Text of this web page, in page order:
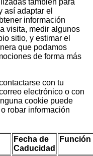
así adaptar el
información
visita, medir algunos
sitio, y estimar el
que podamos
de forma más
con tu
electrónico o con
cookie puede
robar información
Fecha de
Caducidad
Función